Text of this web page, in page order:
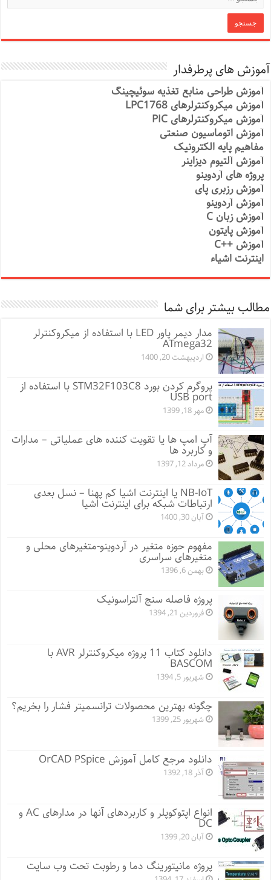
آموزش های پرطرفدار
آموزش طراحی منابع تغذیه سوئیچینگ
آموزش میکروکنترلرهای LPC1768
آموزش میکروکنترلرهای PIC
آموزش اتوماسیون صنعتی
مفاهیم پایه الکترونیک
آموزش آلتیوم دیزاینر
پروژه های آردوینو
آموزش رزبری پای
آموزش آردوینو
آموزش زبان C
آموزش پایتون
آموزش ++C
اینترنت اشیاء
مطالب بیشتر برای شما
مدار دیمر پاور LED با استفاده از میکروکنترلر
ATmega32
اردیبهشت 20, 1400
پروگرم کردن بورد STM32F103C8 با استفاده از
USB port
مهر 18, 1399
آپ امپ ها یا تقویت کننده های عملیاتی – مدارات
و کاربرد ها
مرداد 12, 1397
NB-IoT یا اینترنت اشیا کم پهنا – نسل بعدی
ارتباطات شبکه برای اینترنت اشیا
آبان 30, 1400
مفهوم حوزه متغیر در آردوینو-متغیرهای محلی و
متغیرهای سراسری
بهمن 6, 1396
پروژه فاصله سنج آلتراسونیک
فروردین 21, 1394
دانلود کتاب 11 پروژه میکروکنترلر AVR با
BASCOM
شهریور 5, 1394
چگونه بهترین محصولات ترانسمیتر فشار را بخریم؟
شهریور 25, 1399
دانلود مرجع کامل آموزش OrCAD PSpice
آذر 18, 1392
انواع اپتوکوپلر و کاربردهای آنها در مدارهای AC و
DC
آبان 20, 1399
پروژه مانيتورينگ دما و رطوبت تحت وب سایت